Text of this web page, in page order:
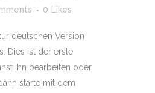
0 Likes
deutschen Version
Dies ist der erste
ihn bearbeiten oder
starte mit dem